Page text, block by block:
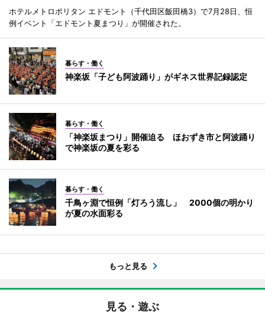
ホテルメトロポリタン エドモント（千代田区飯田橋3）で7月28日、恒
例イベント「エドモント夏まつり」が開催された。
暮らす・働く
神楽坂「子ども阿波踊り」がギネス世界記録認定
暮らす・働く
「神楽坂まつり」開催迫る ほおずき市と阿波踊り
で神楽坂の夏を彩る
暮らす・働く
千鳥ヶ淵で恒例「灯ろう流し」 2000個の明かり
が夏の水面彩る
もっと見る
見る・遊ぶ